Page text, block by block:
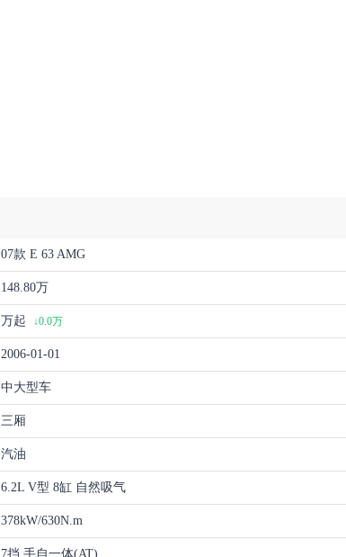
07款 E 63 AMG
148.80万
万起 ↓0.0万
2006-01-01
中大型车
三厢
汽油
6.2L V型 8缸 自然吸气
378kW/630N.m
7挡 手自一体(AT)